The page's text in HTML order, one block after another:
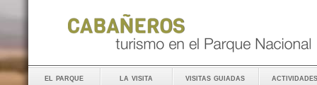
el parque la visita visitas guiadas actividades